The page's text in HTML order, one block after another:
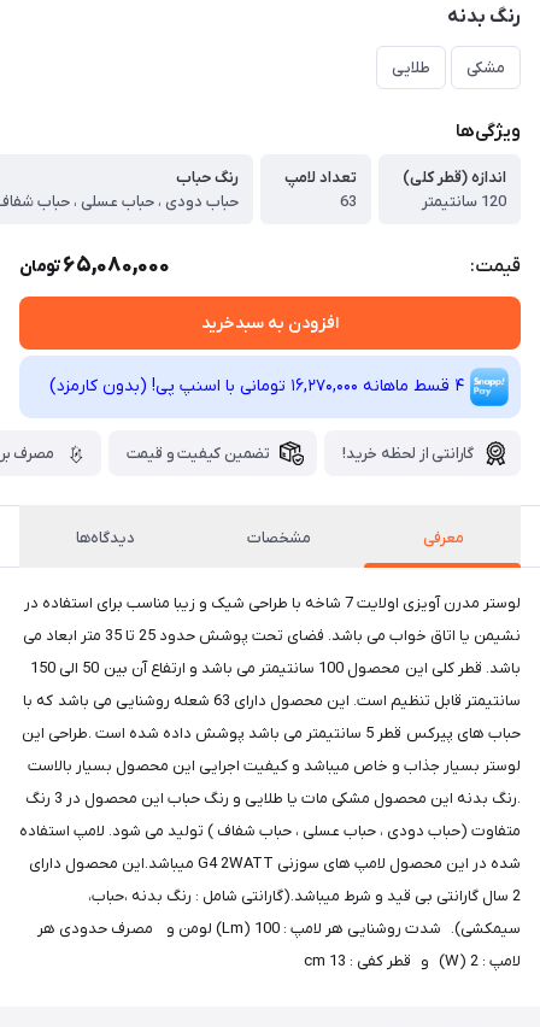
رنگ بدنه
مشکی طلایی
ویژگی‌ها
اندازه (قطر کلی)
120 سانتیمتر
تعداد لامپ
63
رنگ حباب
حباب دودی ، حباب عسلی ، حباب
قیمت: 65,080,000تومان
افزودن به سبدخرید
4 قسط ماهانه 16,270,000 تومانی با اسنپ ‌پی! (بدون کارمزد)
گارانتی از لحظه خرید! تضمین کیفیت و قیمت مصرف
معرفی مشخصات دیدگاه‌ها
لوستر مدرن آویزی اولایت 7 شاخه با طراحی شیک و زیبا مناسب برای استفاده در
نشیمن یا اتاق خواب می باشد. فضای تحت پوشش حدود 25 تا 35 متر ابعاد می
باشد. قطر کلی این محصول 100 سانتیمتر می باشد و ارتفاع آن بین 50 الی 150
سانتیمتر قابل تنظیم است. این محصول دارای 63 شعله روشنایی می باشد که با
حباب های پیرکس قطر 5 سانتیمتر می باشد پوشش داده شده است .طراحی این
لوستر بسیار جذاب و خاص میباشد و کیفیت اجرایی این محصول بسیار بالاست
.رنگ بدنه این محصول مشکی مات یا طلایی و رنگ حباب این محصول در 3 رنگ
متفاوت (حباب دودی ، حباب عسلی ، حباب شفاف ) تولید می شود. لامپ استفاده
شده در این محصول لامپ های سوزنی G4 2WATT میباشد.این محصول دارای
2 سال گارانتی بی قید و شرط میباشد.(گارانتی شامل : رنگ بدنه ،حباب،
سیمکشی). شدت روشنایی هر لامپ : 100 (Lm) لومن و مصرف حدودی هر
لامپ : 2 (W) و قطر کفی : 13 cm